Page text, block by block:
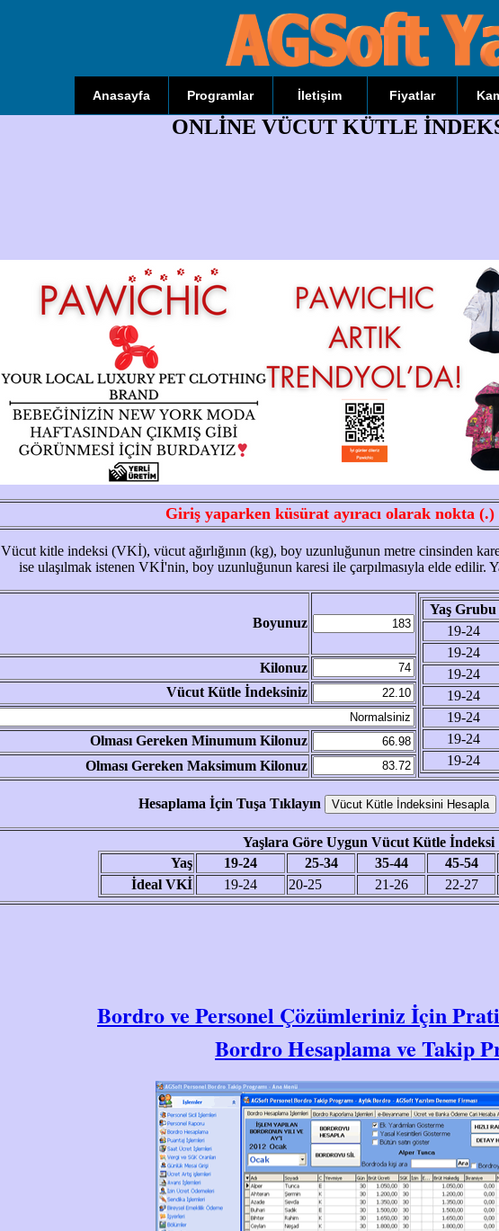
Anasayfa Programlar İletişim Fiyatlar
ONLİNE VÜCUT KÜTLE
Giriş yaparken küsürat ayıracı olarak nokta (.)
Vücut kitle indeksi (VKİ), vücut ağırlığının (kg), boy uzunluğunun metre cinsinden
ise ulaşılmak istenen VKİ'nin, boy uzunluğunun karesi ile çarpılmasıyla elde edilir.
Boyunuz
Yaş Grubu
19-24
19-24
19-24
19-24
19-24
19-24
19-24
Kilonuz
Vücut Kütle İndeksiniz
Olması Gereken Minumum Kilonuz
Olması Gereken Maksimum Kilonuz
Hesaplama İçin Tuşa Tıklayın
Yaşlara Göre Uygun Vücut Kütle İndeksi
Yaş
19-24 25-34 35-44 45-54
İdeal VKİ
19-24 20-25 21-26 22-27
Bordro ve Personel Çözümleriniz İçin
Bordro Hesaplama ve Takip